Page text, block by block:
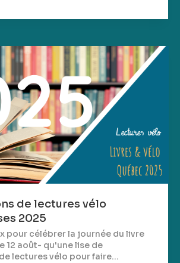
de lectures vélo
2025
pour célébrer la journée du livre
12 août- qu'une lise de
lectures vélo pour faire...